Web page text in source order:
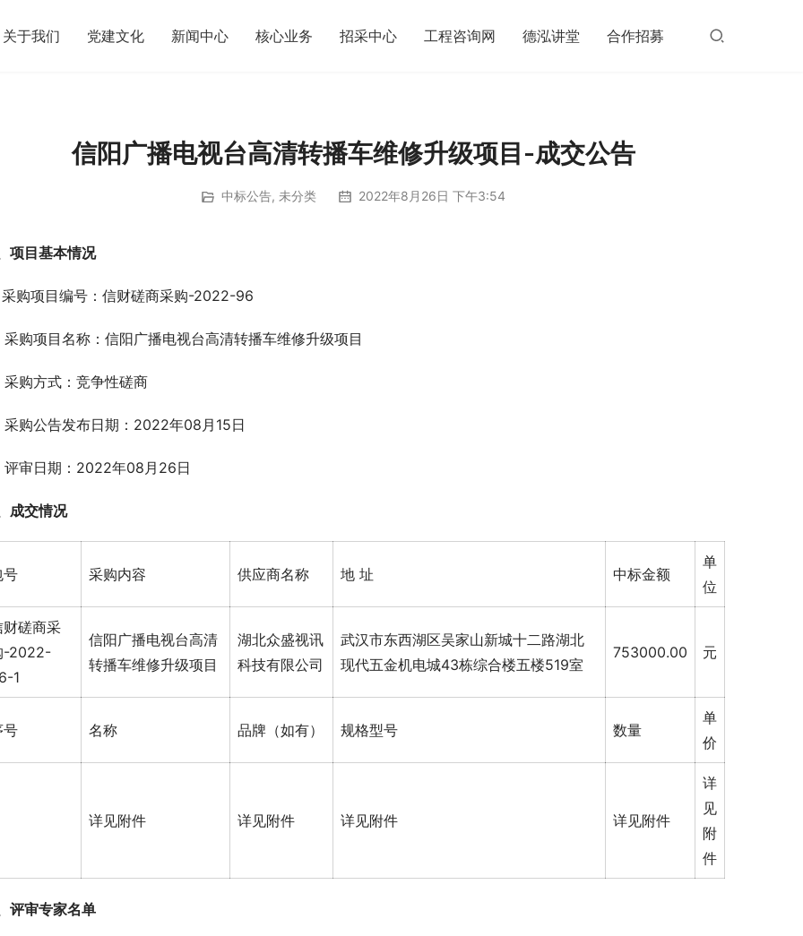
关于我们 党建文化 新闻中心 核心业务 招采中心 工程咨询网 德泓讲堂 合作招募
信阳广播电视台高清转播车维修升级项目-成交公告
中标公告, 未分类 2022年8月26日 下午3:54
项目基本情况
采购项目编号：信财磋商采购-2022-96
采购项目名称：信阳广播电视台高清转播车维修升级项目
采购方式：竞争性磋商
采购公告发布日期：2022年08月15日
评审日期：2022年08月26日
成交情况
号 采购内容 供应商名称 地 址 中标金额
单
位
财磋商采
-2022-
1
信阳广播电视台高清
转播车维修升级项目
湖北众盛视讯
科技有限公司
武汉市东西湖区吴家山新城十二路湖北
现代五金机电城43栋综合楼五楼519室
753000.00 元
号 名称 品牌（如有） 规格型号 数量
单
价
详见附件 详见附件 详见附件 详见附件
详
见
附
件
评审专家名单